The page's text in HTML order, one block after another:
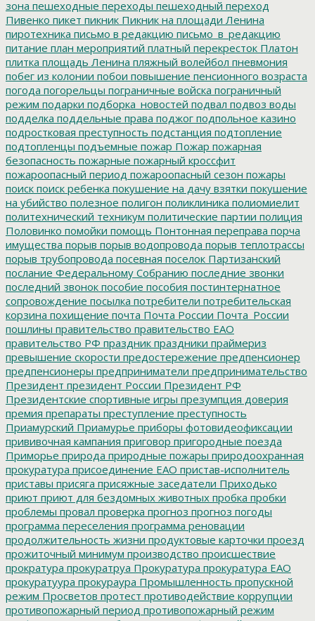
зона пешеходные переходы пешеходный переход
Пивенко пикет пикник Пикник на площади Ленина
пиротехника письмо в редакцию письмо_в_редакцию
питание план мероприятий платный перекресток Платон
плитка площадь Ленина пляжный волейбол пневмония
побег из колонии побои повышение пенсионного возраста
погода погорельцы пограничные войска пограничный
режим подарки подборка_новостей подвал подвоз воды
подделка поддельные права поджог подпольное казино
подростковая преступность подстанция подтопление
подтопленцы подъемные пожар Пожар пожарная
безопасность пожарные пожарный кроссфит
пожароопасный период пожароопасный сезон пожары
поиск поиск ребенка покушение на дачу взятки покушение
на убийство полезное полигон поликлиника полиомиелит
политехнический техникум политические партии полиция
Половинко помойки помощь Понтонная переправа порча
имущества порыв порыв водопровода порыв теплотрассы
порыв трубопровода посевная поселок Партизанский
послание Федеральному Собранию последние звонки
последний звонок пособие пособия постинтернатное
сопровождение посылка потребители потребительская
корзина похищение почта Почта России Почта_России
пошлины правительство правительство ЕАО
правительство РФ праздник праздники праймериз
превышение скорости предостережение предпенсионер
предпенсионеры предприниматели предпринимательство
Президент президент России Президент РФ
Президентские спортивные игры презумпция доверия
премия препараты преступление преступность
Приамурский Приамурье приборы фотовидеофиксации
прививочная кампания приговор пригородные поезда
Приморье природа природные пожары природоохранная
прокуратура присоединение ЕАО пристав-исполнитель
приставы присяга присяжные заседатели Приходько
приют приют для бездомных животных пробка пробки
проблемы провал проверка прогноз прогноз погоды
программа переселения программа реновации
продолжительность жизни продуктовые карточки проезд
прожиточный минимум производство происшествие
прократура прокуратруа Прокуратура прокуратура ЕАО
прокуратуура прокураура Промышленность пропускной
режим Просветов протест противодействие коррупции
противопожарный период противопожарный режим